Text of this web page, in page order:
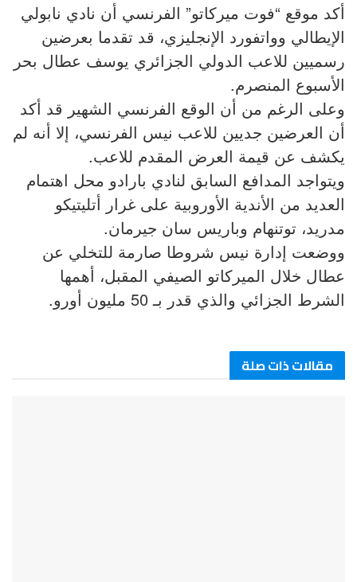
أكد موقع “فوت ميركاتو” الفرنسي أن نادي نابولي
الإيطالي وواتفورد الإنجليزي، قد تقدما بعرضين
رسميين للاعب الدولي الجزائري يوسف عطال بحر
الأسبوع المنصرم.
وعلى الرغم من أن الوقع الفرنسي الشهير قد أكد
أن العرضين جديين للاعب نيس الفرنسي، إلا أنه لم
يكشف عن قيمة العرض المقدم للاعب.
ويتواجد المدافع السابق لنادي بارادو محل اهتمام
العديد من الأندية الأوروبية على غرار أتليتيكو
مدريد، توتنهام وباريس سان جيرمان.
ووضعت إدارة نيس شروطا صارمة للتخلي عن
عطال خلال الميركاتو الصيفي المقبل، أهمها
الشرط الجزائي والذي قدر بـ 50 مليون أورو.
مقالات ذات صلة